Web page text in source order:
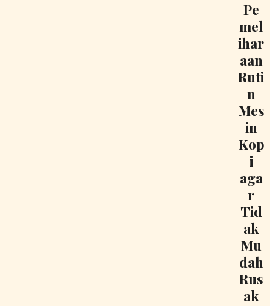
Pe
mel
ihar
aan
Ruti
n
Mes
in
Kop
i
aga
r
Tid
ak
Mu
dah
Rus
ak